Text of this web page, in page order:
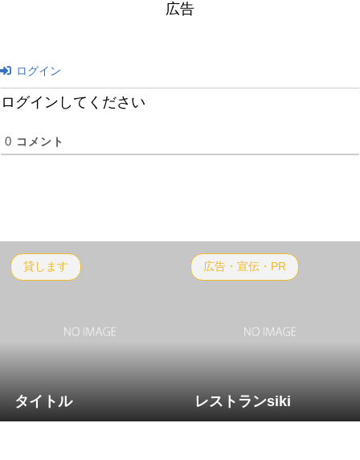
広告
ログイン
ログインしてください
0 コメント
貸します
タイトル
広告・宣伝・PR
レストランsiki